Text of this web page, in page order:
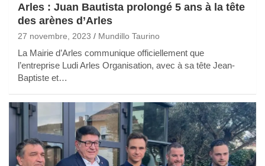
Arles : Juan Bautista prolongé 5 ans à la tête
des arènes d’Arles
27 novembre, 2023 Mundillo Taurino
La Mairie d’Arles communique officiellement que
l’entreprise Ludi Arles Organisation, avec à sa tête Jean-
Baptiste et…